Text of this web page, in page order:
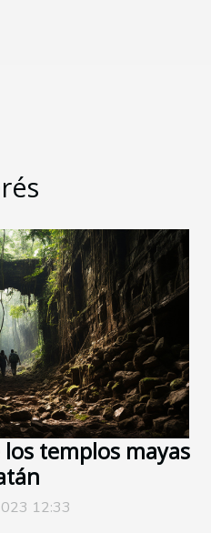
templos mayas
12:33